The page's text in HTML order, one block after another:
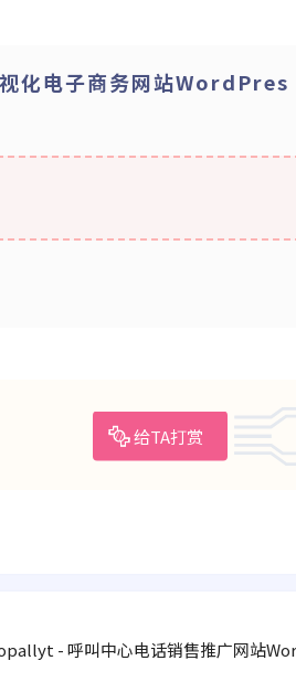
电子商务网站WordPres
给TA打赏
- 呼叫中心电话销售推广网站